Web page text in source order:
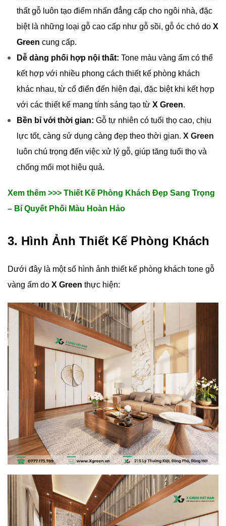
thất gỗ luôn tạo điểm nhấn đẳng cấp cho ngôi nhà, đặc
biệt là những loại gỗ cao cấp như gỗ sồi, gỗ óc chó do X
Green cung cấp.
Dễ dàng phối hợp nội thất: Tone màu vàng ấm có thể
kết hợp với nhiều phong cách thiết kế phòng khách
khác nhau, từ cổ điển đến hiện đại, đặc biệt khi kết hợp
với các thiết kế mang tính sáng tạo từ X Green.
Bền bỉ với thời gian: Gỗ tự nhiên có tuổi thọ cao, chịu
lực tốt, càng sử dụng càng đẹp theo thời gian. X Green
luôn chú trọng đến việc xử lý gỗ, giúp tăng tuổi thọ và
chống mối mọt hiệu quả.
Xem thêm >>> Thiết Kế Phòng Khách Đẹp Sang Trọng
– Bí Quyết Phối Màu Hoàn Hảo
3. Hình Ảnh Thiết Kế Phòng Khách
Dưới đây là một số hình ảnh thiết kế phòng khách tone gỗ
vàng ấm do X Green thực hiện: